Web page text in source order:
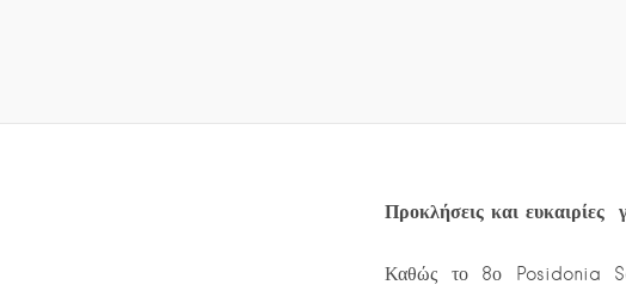
Προκλήσεις και ευκαιρίες
Καθώς το 8ο Posidonia